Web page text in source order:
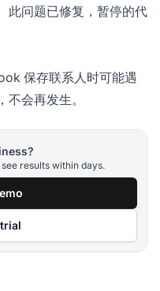
此问题已修复，暂停的代
保存联系人时可能遇
会再发生。
results within days.